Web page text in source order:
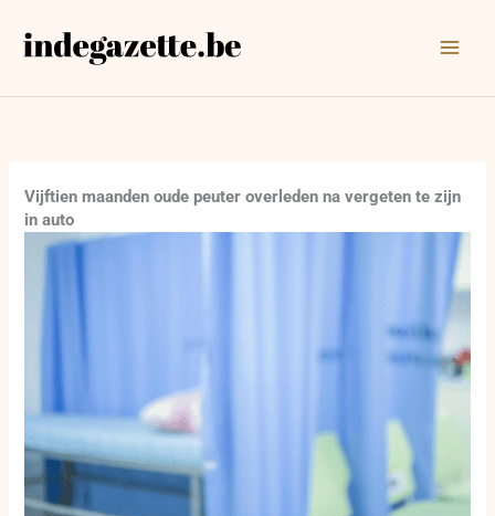
naar
Vijftien maanden oude peuter overleden na vergeten te zijn
in auto